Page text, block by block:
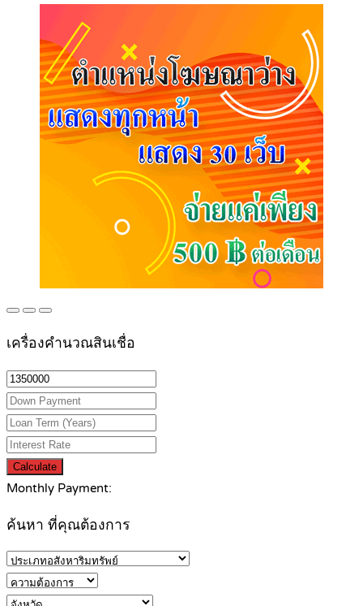
เครื่องคำนวณสินเชื่อ
Calculate
Monthly Payment:
ค้นหา ที่คุณต้องการ